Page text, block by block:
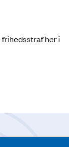
her i